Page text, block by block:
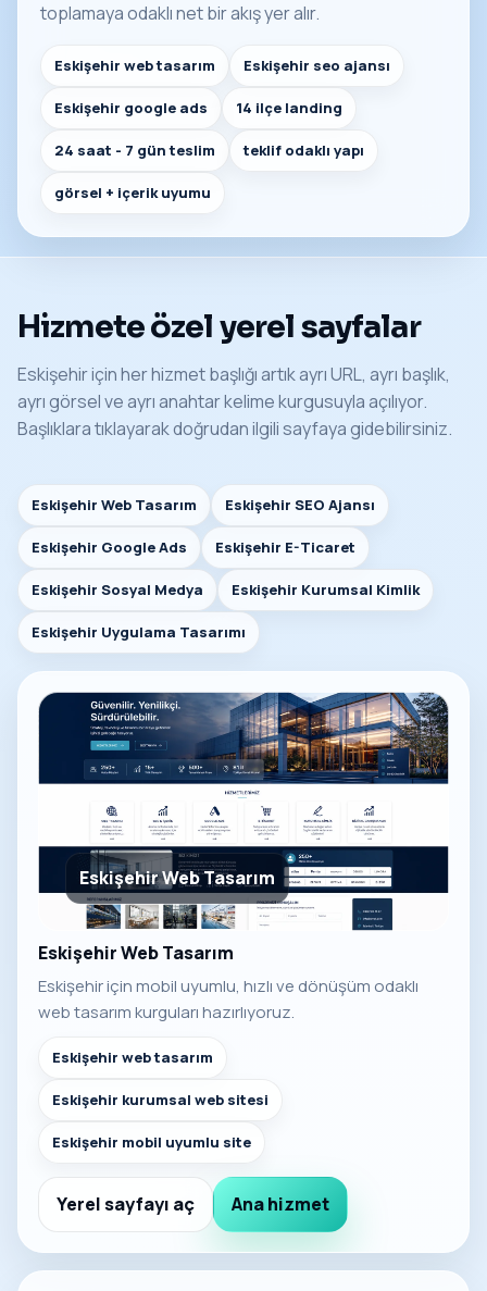
toplamaya odaklı net bir akış yer alır.
Eskişehir web tasarım Eskişehir seo ajansı
Eskişehir google ads 14 ilçe landing
24 saat - 7 gün teslim teklif odaklı yapı
görsel + içerik uyumu
Hizmete özel yerel sayfalar
Eskişehir için her hizmet başlığı artık ayrı URL, ayrı başlık,
ayrı görsel ve ayrı anahtar kelime kurgusuyla açılıyor.
Başlıklara tıklayarak doğrudan ilgili sayfaya gidebilirsiniz.
Eskişehir Web Tasarım Eskişehir SEO Ajansı
Eskişehir Google Ads Eskişehir E-Ticaret
Eskişehir Sosyal Medya Eskişehir Kurumsal Kimlik
Eskişehir Uygulama Tasarımı
Eskişehir Web Tasarım
Eskişehir Web Tasarım
Eskişehir için mobil uyumlu, hızlı ve dönüşüm odaklı
web tasarım kurguları hazırlıyoruz.
Eskişehir web tasarım
Eskişehir kurumsal web sitesi
Eskişehir mobil uyumlu site
Yerel sayfayı aç Ana hizmet